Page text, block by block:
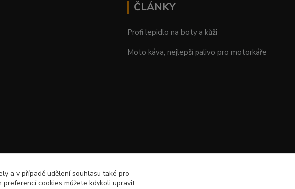
ČLÁNKY
Profi lepidlo na boty a kůži
Moto káva, nejlepší palivo pro motorkáře
a v případě udělení souhlasu také pro
preferencí cookies můžete kdykoli upravit